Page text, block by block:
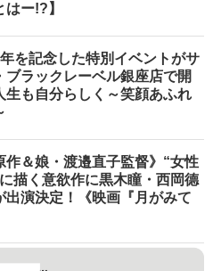
ー!?】
を記念した特別イベントがサ
ブラックレーベル銀座店で開
も自分らしく～笑顔あふれ
作＆娘・渡邉直子監督》“女性
描く意欲作に黒木瞳・西岡德
出演決定！《映画『月がみて